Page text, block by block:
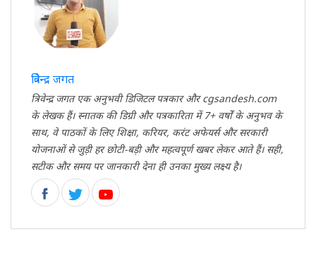
त्रिवेन्द्र जगत
त्रिवेन्द्र जगत एक अनुभवी डिजिटल पत्रकार और cgsandesh.com
के लेखक हैं। स्नातक की डिग्री और पत्रकारिता में 7+ वर्षों के अनुभव के
साथ, वे पाठकों के लिए शिक्षा, करियर, करंट अफेयर्स और सरकारी
योजनाओं से जुड़ी हर छोटी-बड़ी और महत्वपूर्ण खबर लेकर आते हैं। सही,
सटीक और समय पर जानकारी देना ही उनका मुख्य लक्ष्य है।